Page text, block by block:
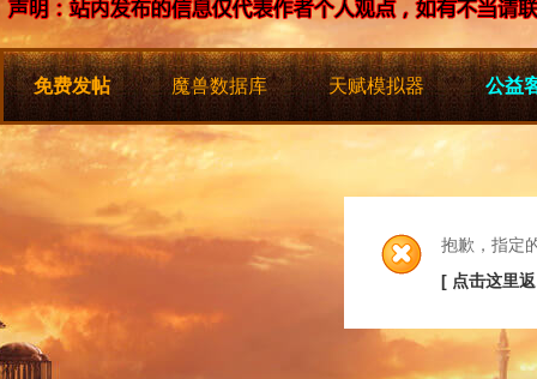
免费发帖 魔兽数据库 天赋模拟器 公益
抱歉，指定
[ 点击这里